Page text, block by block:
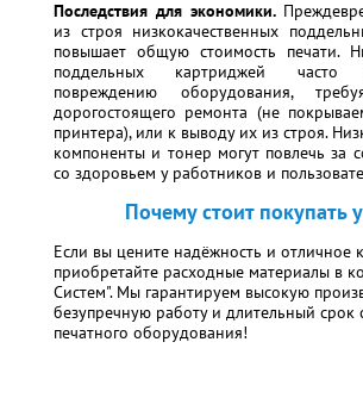
Последствия для экономики.
из строя низкокачественных
повышает общую стоимость печати.
поддельных картриджей
повреждению оборудования,
дорогостоящего ремонта (не
принтера), или к выводу их из строя.
компоненты и тонер могут повлечь за
со здоровьем у работников и
Почему стоит покупать
Если вы цените надёжность и отличное
приобретайте расходные материалы в
Систем". Мы гарантируем высокую
безупречную работу и длительный срок
печатного оборудования!